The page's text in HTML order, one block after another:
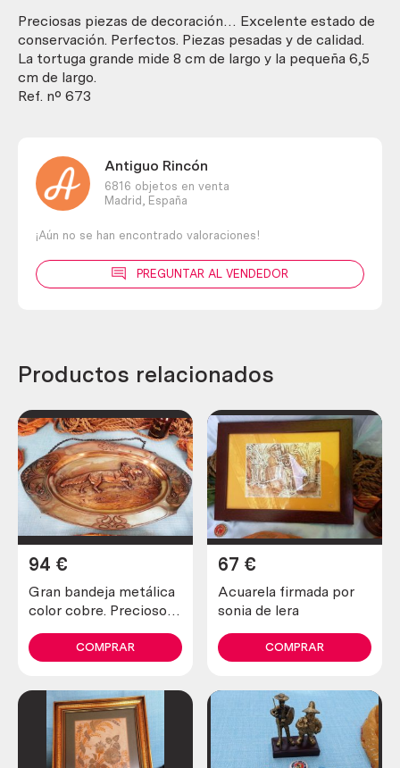
cantidad
Preciosas piezas de decoración… Excelente estado de
conservación. Perfectos. Piezas pesadas y de calidad.
La tortuga grande mide 8 cm de largo y la pequeña 6,5
cm de largo.
Ref. nº 673
Antiguo Rincón
6816 objetos en venta
Madrid,
España
¡Aún no se han encontrado valoraciones!
PREGUNTAR AL VENDEDOR
Productos relacionados
Gran bandeja metálica
color cobre. Precioso
94 €
COMPRAR
Acuarela firmada por
sonia de lera
67 €
COMPRAR